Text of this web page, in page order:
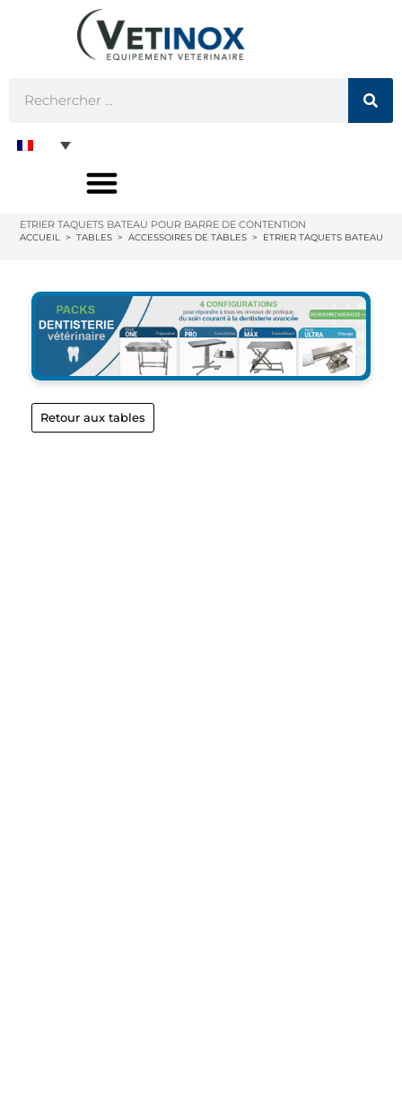
ETRIER TAQUETS BATEAU POUR BARRE DE CONTENTION
ACCUEIL > TABLES > ACCESSOIRES DE TABLES > ETRIER TAQUETS BATEAU
Retour aux tables